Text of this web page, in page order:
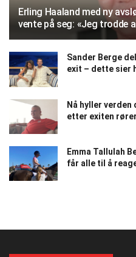
Erling Haaland med ny
vente på seg: «Jeg trodde
Sander Berge
exit – dette sier
Nå hyller
etter exiten
Emma Tallulah
får alle til å